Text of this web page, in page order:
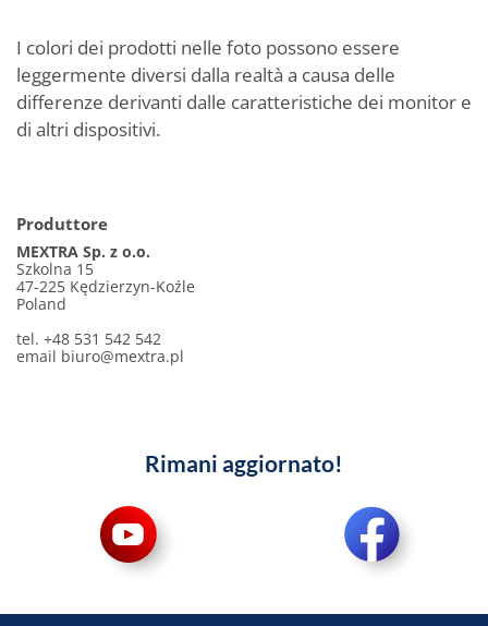
I colori dei prodotti nelle foto possono essere
leggermente diversi dalla realtà a causa delle
differenze derivanti dalle caratteristiche dei monitor e
di altri dispositivi.
Produttore
MEXTRA Sp. z o.o.
Szkolna 15
47-225 Kędzierzyn-Koźle
Poland
tel. +48 531 542 542
email biuro@mextra.pl
Rimani aggiornato!